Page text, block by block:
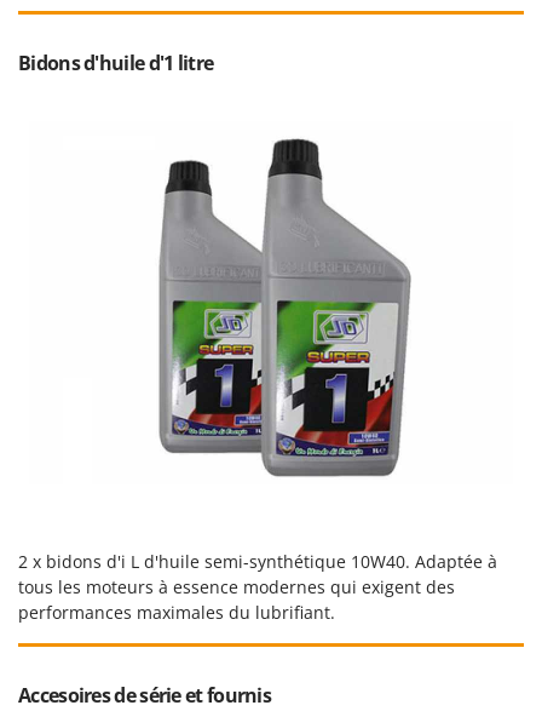
Wiper EcoRobot
Bidons d'huile d'1 litre
2 x bidons d'i L d'huile semi-synthétique 10W40. Adaptée à
tous les moteurs à essence modernes qui exigent des
performances maximales du lubrifiant.
Accesoires de série et fournis